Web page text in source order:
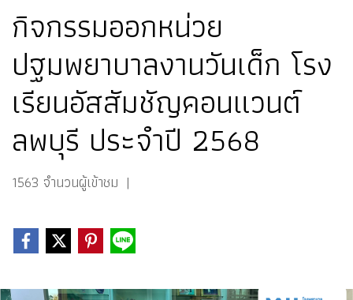
กิจกรรมออกหน่วย
ปฐมพยาบาลงานวันเด็ก โรง
เรียนอัสสัมชัญคอนแวนต์
ลพบุรี ประจำปี 2568
1563 จำนวนผู้เข้าชม |